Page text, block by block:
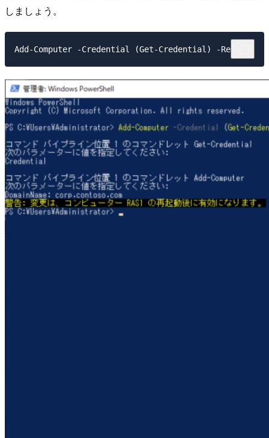
しましょう。
Add-Computer -Credential (Get-Credential) -Restart